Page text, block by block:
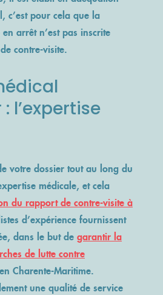
c’est pour cela que la
arrêt n’est pas inscrite
contre-visite.
l’expertise
votre dossier tout au long du
médicale, et cela
du rapport de contre-visite à
d’expérience fournissent
dans le but de garantir la
de lutte contre
en Charente-Maritime.
une qualité de service